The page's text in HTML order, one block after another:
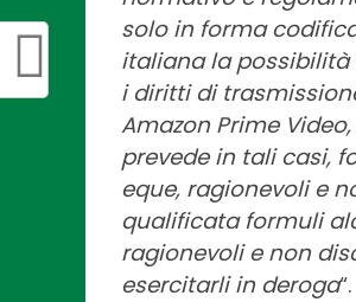
solo in forma
italiana la possibilità
i diritti di
Amazon Prime
prevede in tali casi,
eque, ragionevoli e
qualificata formuli
ragionevoli e non
esercitarli in deroga“.